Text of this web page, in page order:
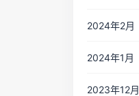
2024年2月
2024年1月
2023年12月